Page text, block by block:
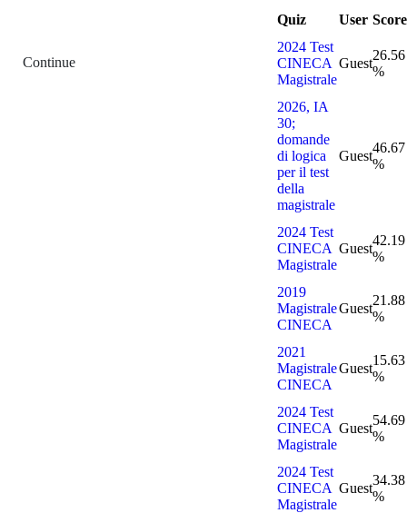
Continue
Quiz User Score
2024 Test
CINECA
Magistrale
Guest
26.56
%
2026, IA
30;
domande
di logica
per il test
della
magistrale
Guest
46.67
%
2024 Test
CINECA
Magistrale
Guest
42.19
%
2019
Magistrale
CINECA
Guest
21.88
%
2021
Magistrale
CINECA
Guest
15.63
%
2024 Test
CINECA
Magistrale
Guest
54.69
%
2024 Test
CINECA
Magistrale
Guest
34.38
%